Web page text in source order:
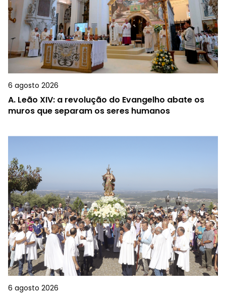
6 agosto 2026
A. Leão XIV: a revolução do Evangelho abate os
muros que separam os seres humanos
6 agosto 2026